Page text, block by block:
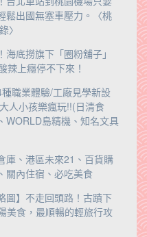
鬆出國無塞車壓力。〈桃
〉
海底撈旗下「圈粉舖子」
辣上癮停不下來！
職業體驗/工廠見學新設
人小孩樂瘋玩!!(日清食
WORLD島精機、知名文具
庫、港區未來21、百貨購
關內住宿、必吃美食
圖】不走回頭路！古蹟下
美食，最順暢的輕旅行攻